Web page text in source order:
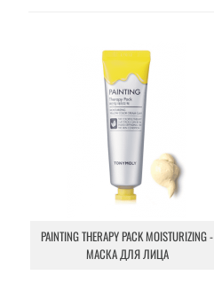
PAINTING THERAPY PACK MOISTURIZING -
МАСКА ДЛЯ ЛИЦА